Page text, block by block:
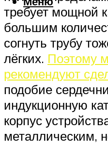
требует мощной
большим
согнуть трубу
лёгких. Поэтому
рекомендуют
подобие
индукционную
корпус
металлическим,